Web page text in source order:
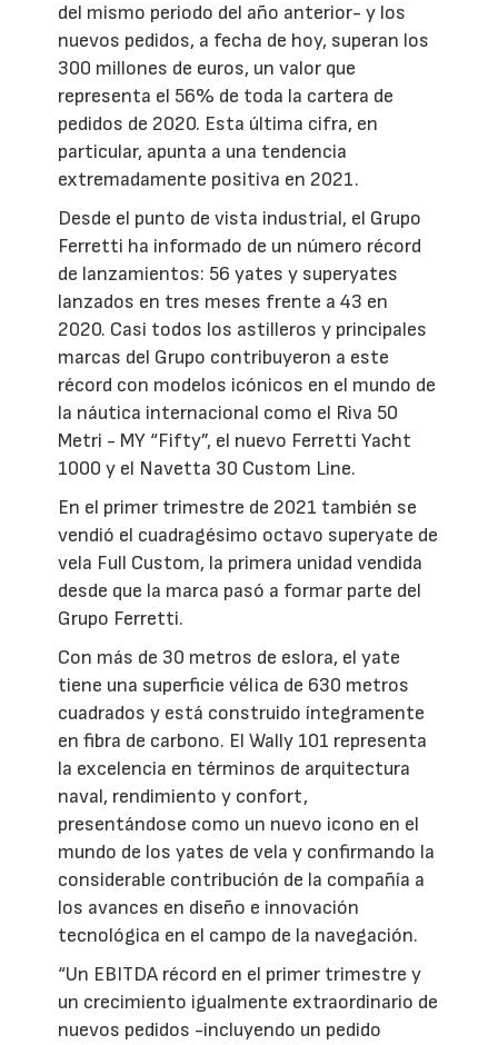
del mismo periodo del año anterior- y los
nuevos pedidos, a fecha de hoy, superan los
300 millones de euros, un valor que
representa el 56% de toda la cartera de
pedidos de 2020. Esta última cifra, en
particular, apunta a una tendencia
extremadamente positiva en 2021.
Desde el punto de vista industrial, el Grupo
Ferretti ha informado de un número récord
de lanzamientos: 56 yates y superyates
lanzados en tres meses frente a 43 en
2020. Casi todos los astilleros y principales
marcas del Grupo contribuyeron a este
récord con modelos icónicos en el mundo de
la náutica internacional como el Riva 50
Metri - MY “Fifty”, el nuevo Ferretti Yacht
1000 y el Navetta 30 Custom Line.
En el primer trimestre de 2021 también se
vendió el cuadragésimo octavo superyate de
vela Full Custom, la primera unidad vendida
desde que la marca pasó a formar parte del
Grupo Ferretti.
Con más de 30 metros de eslora, el yate
tiene una superficie vélica de 630 metros
cuadrados y está construido íntegramente
en fibra de carbono. El Wally 101 representa
la excelencia en términos de arquitectura
naval, rendimiento y confort,
presentándose como un nuevo icono en el
mundo de los yates de vela y confirmando la
considerable contribución de la compañía a
los avances en diseño e innovación
tecnológica en el campo de la navegación.
“Un EBITDA récord en el primer trimestre y
un crecimiento igualmente extraordinario de
nuevos pedidos -incluyendo un pedido